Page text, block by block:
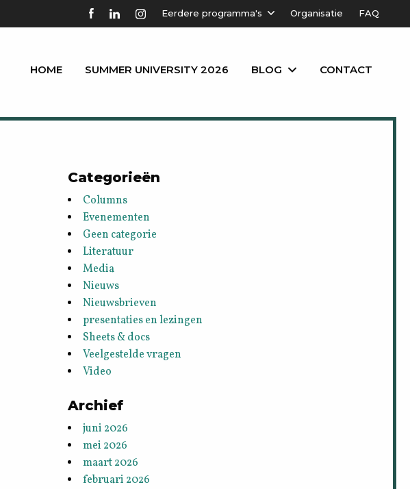
Eerdere programma's Organisatie FAQ
HOME SUMMER UNIVERSITY 2026 BLOG CONTACT
Categorieën
Columns
Evenementen
Geen categorie
Literatuur
Media
Nieuws
Nieuwsbrieven
presentaties en lezingen
Sheets & docs
Veelgestelde vragen
Video
Archief
juni 2026
mei 2026
maart 2026
februari 2026